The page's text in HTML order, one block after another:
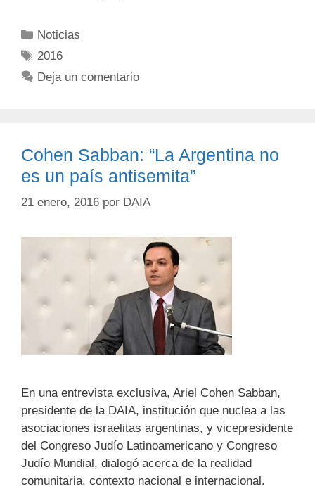
Noticias
2016
Deja un comentario
Cohen Sabban: “La Argentina no
es un país antisemita”
21 enero, 2016 por DAIA
En una entrevista exclusiva, Ariel Cohen Sabban,
presidente de la DAIA, institución que nuclea a las
asociaciones israelitas argentinas, y vicepresidente
del Congreso Judío Latinoamericano y Congreso
Judío Mundial, dialogó acerca de la realidad
comunitaria, contexto nacional e internacional.